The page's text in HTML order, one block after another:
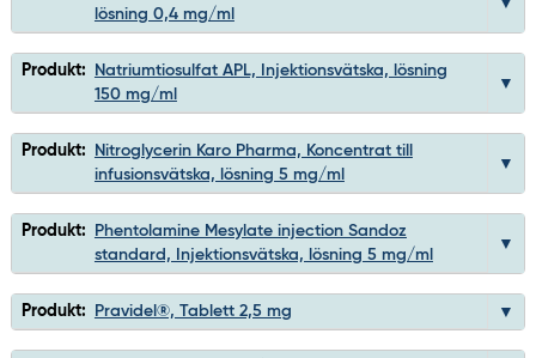
lösning 0,4 mg/ml
Produkt:
Natriumtiosulfat APL, Injektionsvätska, lösning
150 mg/ml
Produkt:
Nitroglycerin Karo Pharma, Koncentrat till
infusionsvätska, lösning 5 mg/ml
Produkt:
Phentolamine Mesylate injection Sandoz
standard, Injektionsvätska, lösning 5 mg/ml
Produkt: Pravidel®, Tablett 2,5 mg